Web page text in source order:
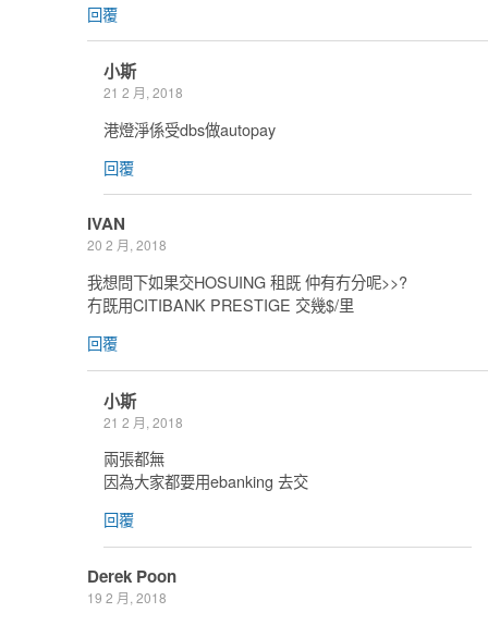
回覆
小斯
21 2 月, 2018
港燈淨係受dbs做autopay
回覆
IVAN
20 2 月, 2018
我想問下如果交HOSUING 租既 仲有冇分呢>>?
冇既用CITIBANK PRESTIGE 交幾$/里
回覆
小斯
21 2 月, 2018
兩張都無
因為大家都要用ebanking 去交
回覆
Derek Poon
19 2 月, 2018